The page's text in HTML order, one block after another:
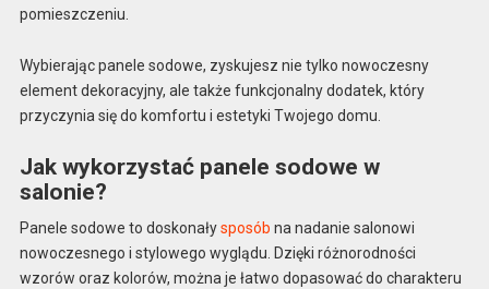
pomieszczeniu.
Wybierając panele sodowe, zyskujesz nie tylko nowoczesny
element dekoracyjny, ale także funkcjonalny dodatek, który
przyczynia się do komfortu i estetyki Twojego domu.
Jak wykorzystać panele sodowe w
salonie?
Panele sodowe to doskonałysposób na nadanie salonowi
nowoczesnego i stylowego wyglądu. Dzięki różnorodności
wzorów oraz kolorów, można je łatwo dopasować do charakteru